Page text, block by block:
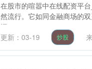
在股市的喧嚣中在线配资平
然流行。它如同金融商场的
深....
更新：03-19
炒股